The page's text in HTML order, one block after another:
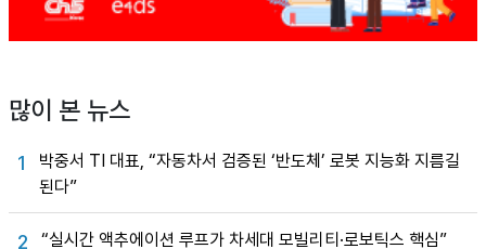
많이 본 뉴스
1
박중서 TI 대표, “자동차서 검증된 ‘반도체’ 로봇 지능화 지름길
된다”
2 “실시간 액추에이션 루프가 차세대 모빌리티·로보틱스 핵심”